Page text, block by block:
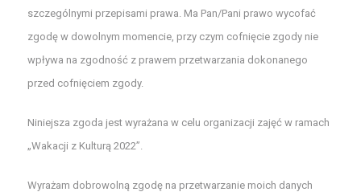
szczególnymi przepisami prawa. Ma Pan/Pani prawo wycofać
zgodę w dowolnym momencie, przy czym cofnięcie zgody nie
wpływa na zgodność z prawem przetwarzania dokonanego
przed cofnięciem zgody.
Niniejsza zgoda jest wyrażana w celu organizacji zajęć w ramach
„Wakacji z Kulturą 2022”.
Wyrażam dobrowolną zgodę na przetwarzanie moich danych